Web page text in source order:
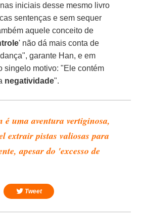
iniciais desse mesmo livro
sentenças e sem sequer
aquele conceito de
' não dá mais conta de
garante Han, e em
singelo motivo: "Ele contém
negatividade".
uma aventura vertiginosa,
extrair pistas valiosas para
apesar do 'excesso de
Tweet